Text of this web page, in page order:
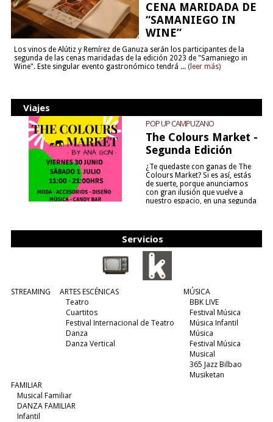
CENA MARIDADA DE
“SAMANIEGO IN
WINE”
Los vinos de Alútiz y Remírez de Ganuza serán los participantes de la
segunda de las cenas maridadas de la edición 2023 de "Samaniego in
Wine". Este singular evento gastronómico tendrá ... (leer más)
Viajes
POP UP CAMPUZANO
The Colours Market -
Segunda Edición
¿Te quedaste con ganas de The
Colours Market? Si es así, estás
de suerte, porque anunciamos
con gran ilusión que vuelve a
nuestro espacio, en una segunda
Servicios
STREAMING
ARTES ESCÉNICAS
Teatro
Cuartitos
Festival Internacional de Teatro
Danza
Danza Vertical
MÚSICA
BBK LIVE
Festival Música
Música Infantil
Música
Festival Música
Musical
365 Jazz Bilbao
Musiketan
FAMILIAR
Musical Familiar
DANZA FAMILIAR
Infantil